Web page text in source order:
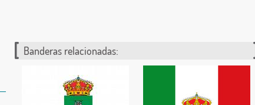
Banderas relacionadas: